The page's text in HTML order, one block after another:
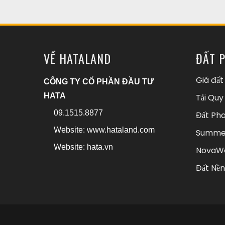
VỀ HATALAND
CÔNG TY CỔ PHẦN ĐẦU TƯ
HATA
09.1515.8877
Website: www.hataland.com
Website: hata.vn
ĐẤT
Giá
Tải
Đất
Đất